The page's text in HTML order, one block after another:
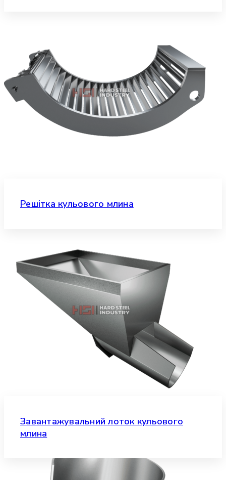
Решітка кульового млина
Завантажувальний лоток кульового
млина